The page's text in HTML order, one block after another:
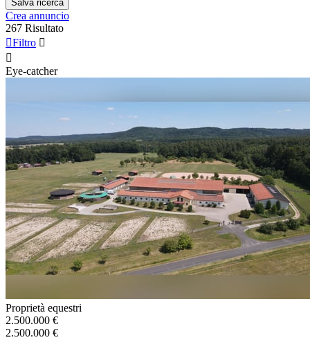
Salva ricerca
Crea annuncio
267 Risultato
Filtro 

Eye-catcher
Proprietà equestri
2.500.000 €
2.500.000 €